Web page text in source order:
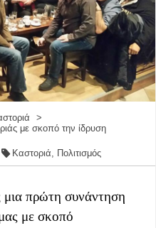
με σκοπό την ίδρυση
Καστοριά, Πολιτισμός
μια πρώτη συνάντηση
με σκοπό